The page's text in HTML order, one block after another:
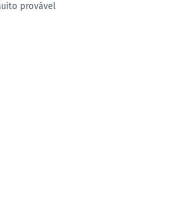
provável